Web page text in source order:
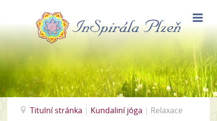
Titulní stránka | Kundaliní jóga | Relaxace